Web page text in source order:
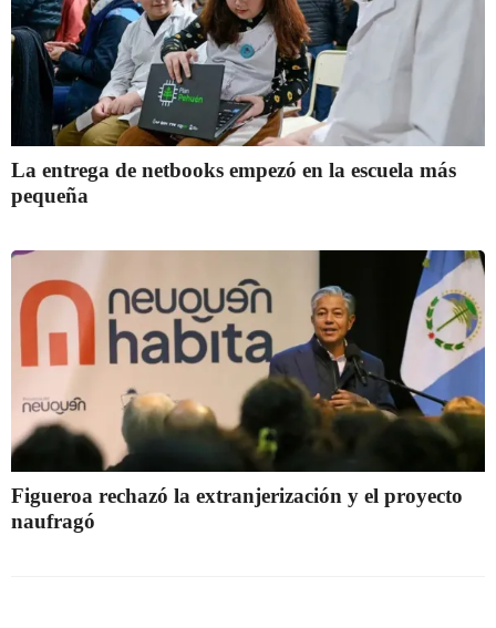
La entrega de netbooks empezó en la escuela más
pequeña
Figueroa rechazó la extranjerización y el proyecto
naufragó